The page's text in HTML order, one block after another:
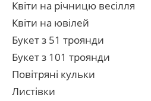
Квіти на річницю весілля
Квіти на ювілей
Букет з 51 троянди
Букет з 101 троянди
Повітряні кульки
Листівки